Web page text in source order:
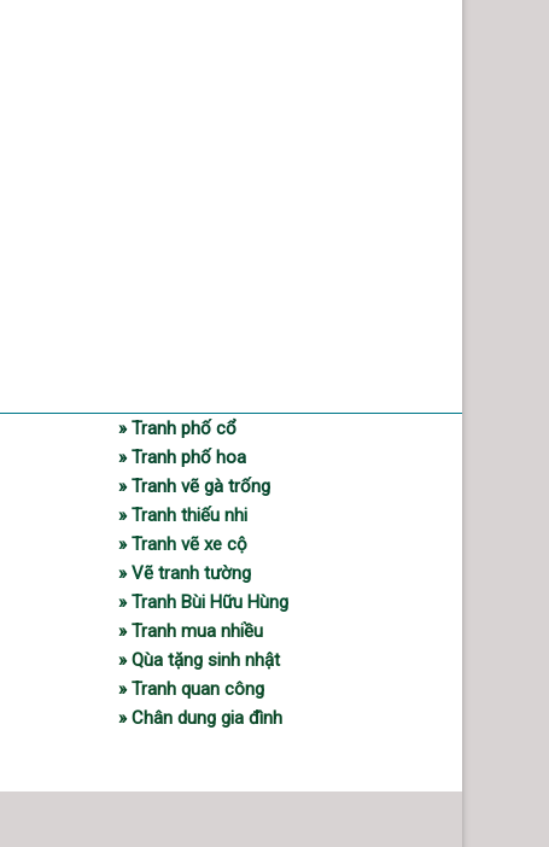
» Tranh phố cổ
» Tranh phố hoa
» Tranh vẽ gà trống
» Tranh thiếu nhi
» Tranh vẽ xe cộ
» Vẽ tranh tường
» Tranh Bùi Hữu Hùng
» Tranh mua nhiều
» Qùa tặng sinh nhật
» Tranh quan công
» Chân dung gia đình